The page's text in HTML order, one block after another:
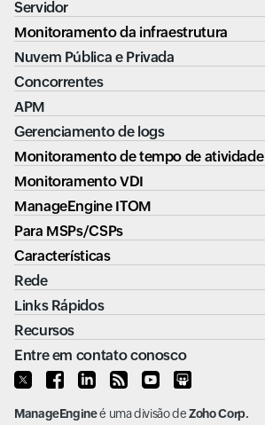
Servidor
Monitoramento da infraestrutura
Nuvem Pública e Privada
Concorrentes
APM
Gerenciamento de logs
Monitoramento de tempo de atividade
Monitoramento VDI
ManageEngine ITOM
Para MSPs/CSPs
Características
Rede
Links Rápidos
Recursos
Entre em contato conosco
ManageEngineé uma divisão deZoho Corp.